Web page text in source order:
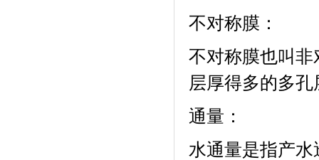
不对称膜：
不对称膜也叫
层厚得多的多
通量：
水通量是指产